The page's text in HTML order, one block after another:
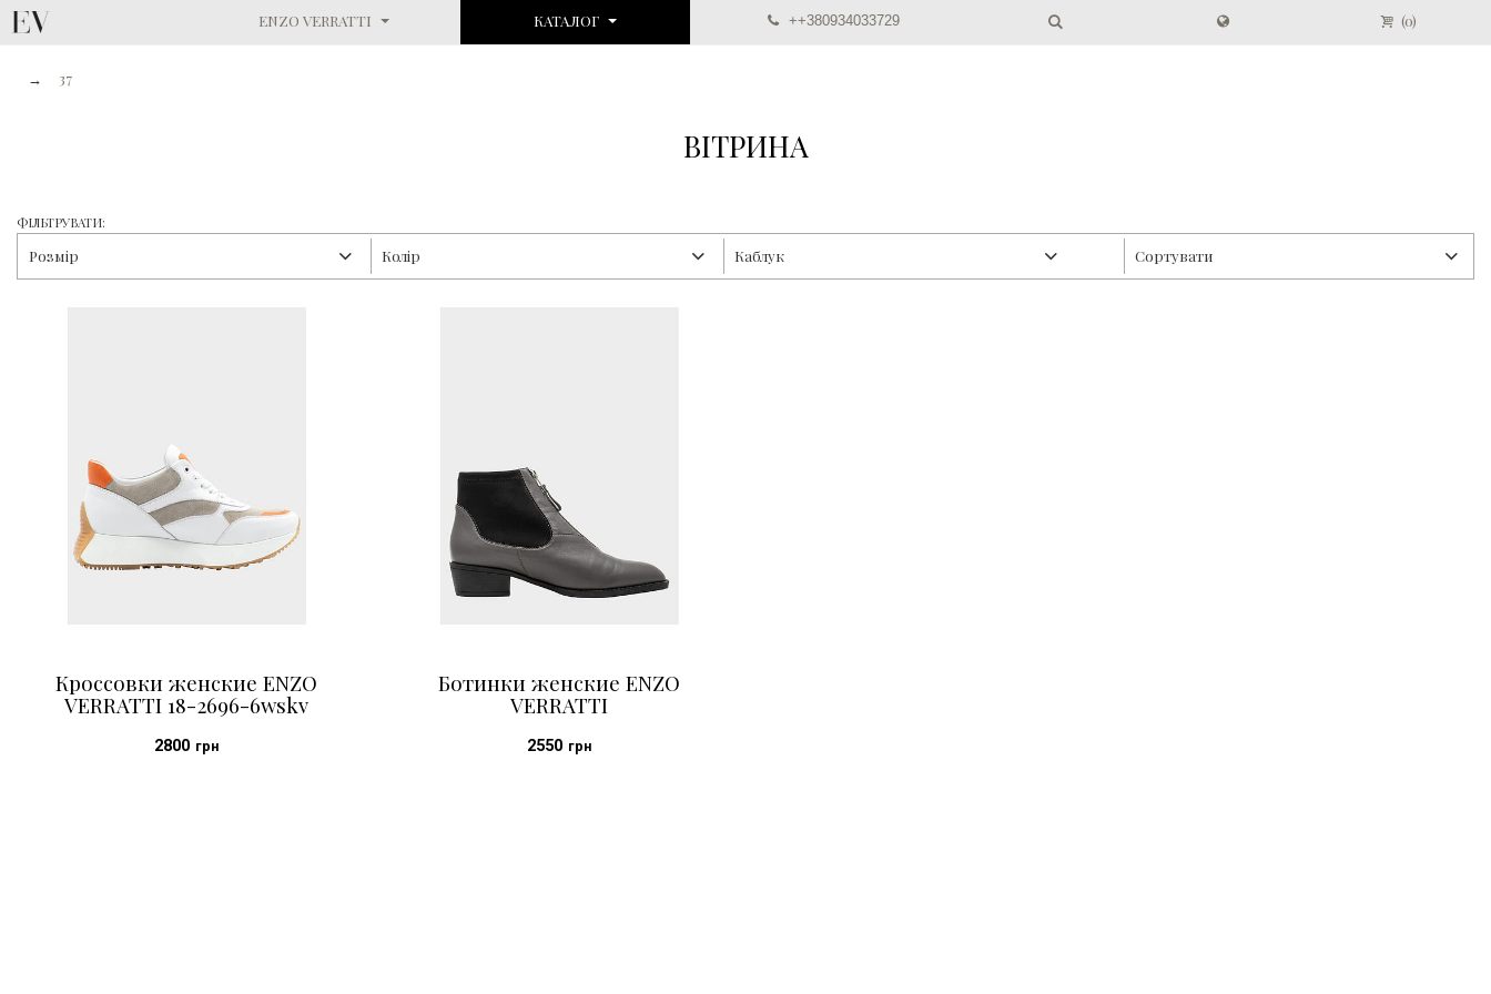
ENZO VERRATTI КАТАЛОГ ++380934033729 (0)
→ 37
ВІТРИНА
ФІЛЬТРУВАТИ:
Розмір Колір Каблук Сортувати
Кроссовки женские ENZO
VERRATTI 18-2696-6wskv
2800 грн
Ботинки женские ENZO
VERRATTI
2550 грн